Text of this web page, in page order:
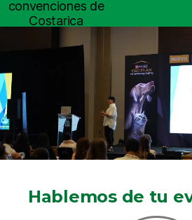
Hablemos de tu